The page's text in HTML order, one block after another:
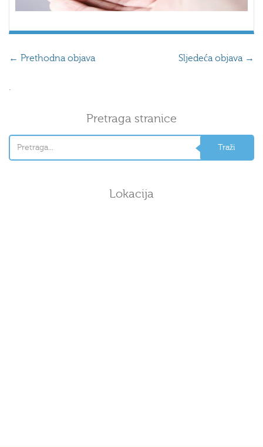
← Prethodna objava Sljedeća objava →
.
Pretraga stranice
Lokacija